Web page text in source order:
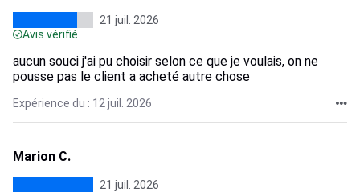
21 juil. 2026
Avis vérifié
aucun souci j'ai pu choisir selon ce que je voulais, on ne
pousse pas le client a acheté autre chose
Expérience du : 12 juil. 2026
Marion C.
21 juil. 2026